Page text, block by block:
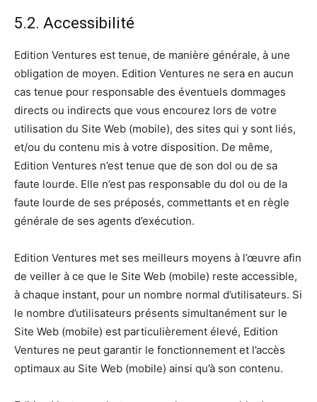
5.2. Accessibilité
Edition Ventures est tenue, de manière générale, à une
obligation de moyen. Edition Ventures ne sera en aucun
cas tenue pour responsable des éventuels dommages
directs ou indirects que vous encourez lors de votre
utilisation du Site Web (mobile), des sites qui y sont liés,
et/ou du contenu mis à votre disposition. De même,
Edition Ventures n’est tenue que de son dol ou de sa
faute lourde. Elle n’est pas responsable du dol ou de la
faute lourde de ses préposés, commettants et en règle
générale de ses agents d’exécution.
Edition Ventures met ses meilleurs moyens à l’œuvre afin
de veiller à ce que le Site Web (mobile) reste accessible,
à chaque instant, pour un nombre normal d’utilisateurs. Si
le nombre d’utilisateurs présents simultanément sur le
Site Web (mobile) est particulièrement élevé, Edition
Ventures ne peut garantir le fonctionnement et l’accès
optimaux au Site Web (mobile) ainsi qu’à son contenu.